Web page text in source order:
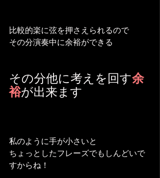
比較的楽に弦を押さえられるので
その分演奏中に余裕ができる
その分他に考えを回す余
裕が出来ます
私のように手が小さいと
ちょっとしたフレーズでもしんどいで
すからね！